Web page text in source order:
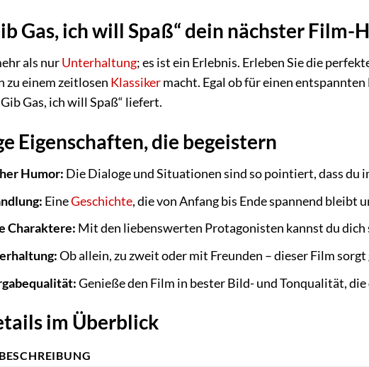
Gas, ich will Spaß“ dein nächster Film-
als nurUnterhaltung; es ist ein Erlebnis. Erleben Sie die
zu einem zeitlosen Klassikermacht. Egal ob für einen
Gas, ich will Spaß“ liefert.
Eigenschaften, die begeistern
Humor: Die Dialoge und Situationen sind so pointiert, dass du
EineGeschichte, die von Anfang bis Ende spannend bleibt
Charaktere: Mit den liebenswerten Protagonisten kannst du
Ob allein, zu zweit oder mit Freunden – dieser Film
Genieße den Film in bester Bild- und Tonqualität,
im Überblick
BESCHREIBUNG